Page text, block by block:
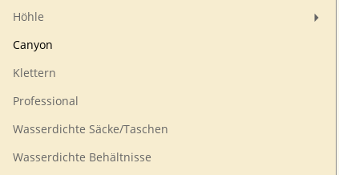
Höhle
Canyon
Klettern
Professional
Wasserdichte Säcke/Taschen
Wasserdichte Behältnisse